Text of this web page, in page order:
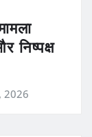
निष्पक्ष
2026